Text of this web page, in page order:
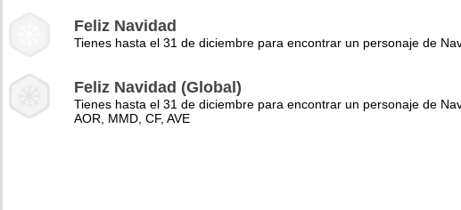
Feliz Navidad
Tienes hasta el 31 de diciembre para encontrar un personaje de
Feliz Navidad (Global)
Tienes hasta el 31 de diciembre para encontrar un personaje de
AOR, MMD, CF, AVE